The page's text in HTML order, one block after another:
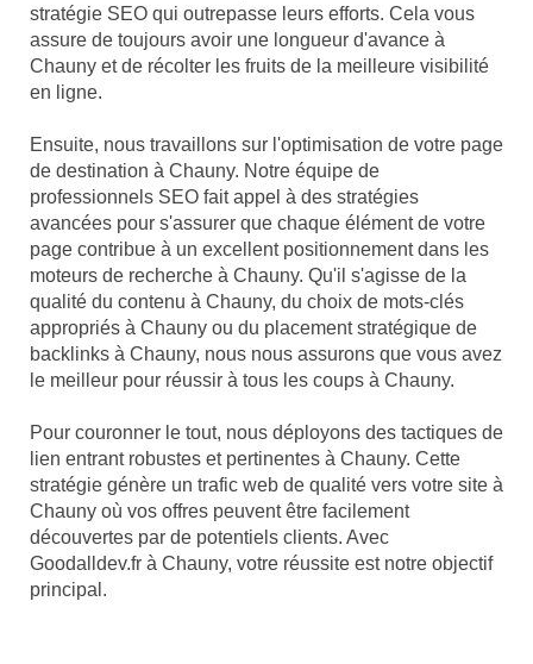
stratégie SEO qui outrepasse leurs efforts. Cela vous
assure de toujours avoir une longueur d'avance à
Chauny et de récolter les fruits de la meilleure visibilité
en ligne.
Ensuite, nous travaillons sur l'optimisation de votre page
de destination à Chauny. Notre équipe de
professionnels SEO fait appel à des stratégies
avancées pour s'assurer que chaque élément de votre
page contribue à un excellent positionnement dans les
moteurs de recherche à Chauny. Qu'il s'agisse de la
qualité du contenu à Chauny, du choix de mots-clés
appropriés à Chauny ou du placement stratégique de
backlinks à Chauny, nous nous assurons que vous avez
le meilleur pour réussir à tous les coups à Chauny.
Pour couronner le tout, nous déployons des tactiques de
lien entrant robustes et pertinentes à Chauny. Cette
stratégie génère un trafic web de qualité vers votre site à
Chauny où vos offres peuvent être facilement
découvertes par de potentiels clients. Avec
Goodalldev.fr à Chauny, votre réussite est notre objectif
principal.